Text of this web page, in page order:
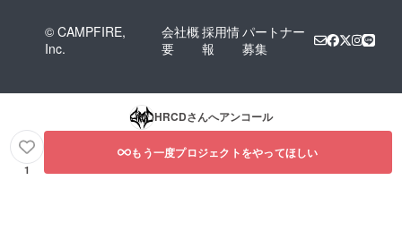
© CAMPFIRE,
Inc.
会社概
要
採用情
報
パートナー
募集
HRCDさんへアンコール
1
もう一度プロジェクトをやってほしい